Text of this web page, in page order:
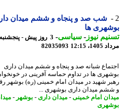
شب صد و پنجاه و ششم میدان داری
ها
نیوز-سیاسی-
3 روز پیش - پنجشنبه 15
12:15
82035093
شبانه صد و پنجاه و ششم میدان داری
ها در تداوم حماسه آفرینی در خونخواهی
شهید در میدان امام خمینی (ره) بوشهر رقم
میدان داری بوشهری ...
امام خمینی-میدان داری- بوشهر-میدان-